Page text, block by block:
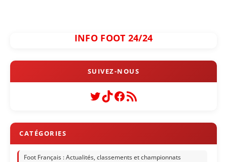
INFO FOOT 24/24
Twitter
TikTok
Facebook
Flux RSS
Foot Français : Actualités, classements et championnats